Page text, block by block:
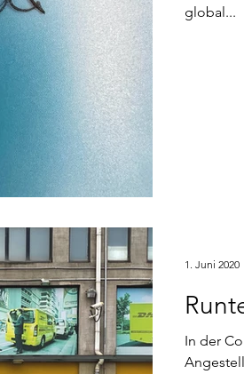
global...
In der
1. Juni 2020